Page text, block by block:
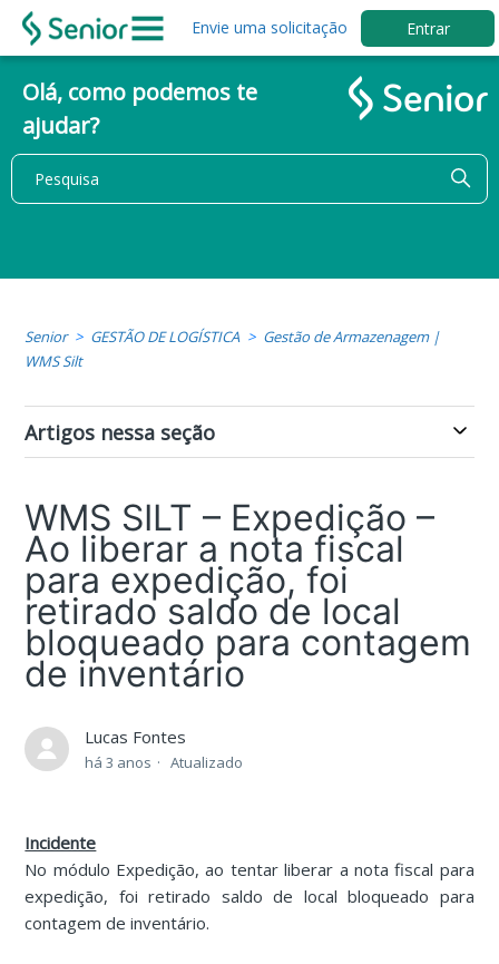
Envie uma solicitação Entrar
Olá, como podemos te
ajudar?
Senior GESTÃO DE LOGÍSTICA
Gestão de Armazenagem |
WMS Silt
Artigos nessa seção
WMS SILT – Expedição –
Ao liberar a nota fiscal
para expedição, foi
retirado saldo de local
bloqueado para contagem
de inventário
Lucas Fontes
há 3 anos Atualizado
Incidente
No módulo Expedição, ao tentar liberar a nota fiscal para
expedição, foi retirado saldo de local bloqueado para
contagem de inventário.